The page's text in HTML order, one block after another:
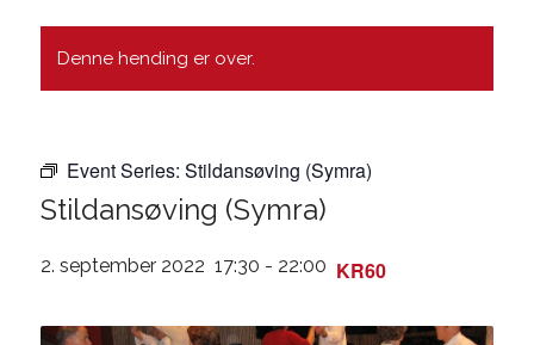
Denne hending er over.
Event Series: Stildansøving (Symra)
Stildansøving (Symra)
2. september 2022 17:30 - 22:00 KR60